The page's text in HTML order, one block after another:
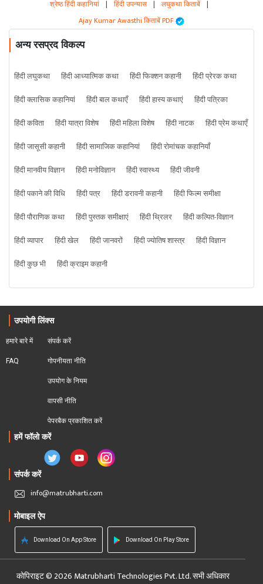
श्रेष्ठ हिंदी कहानियां | हिंदी उपन्यास | लघुकथा किताबें |
Ajay Kumar Awasthi किताबें PDF
अन्य रसप्रद विकल्प
हिंदी लघुकथा हिंदी आध्यात्मिक कथा हिंदी फिक्शन कहानी
हिंदी प्रेरक कथा
हिंदी क्लासिक कहानियां
हिंदी बाल कथाएँ हिंदी हास्य कथाएं
हिंदी पत्रिका
हिंदी कविता
हिंदी यात्रा विशेष हिंदी महिला विशेष हिंदी नाटक
हिंदी प्रेम कथाएँ
हिंदी जासूसी कहानी
हिंदी सामाजिक कहानियां
हिंदी रोमांचक कहानियाँ
हिंदी मानवीय विज्ञान
हिंदी मनोविज्ञान हिंदी स्वास्थ्य
हिंदी जीवनी
हिंदी पकाने की विधि
हिंदी पत्र हिंदी डरावनी कहानी
हिंदी फिल्म समीक्षा
हिंदी पौराणिक कथा
हिंदी पुस्तक समीक्षाएं हिंदी थ्रिलर
हिंदी कल्पित-विज्ञान
हिंदी व्यापार
हिंदी खेल हिंदी जानवरों हिंदी ज्योतिष शास्त्र
हिंदी विज्ञान
हिंदी कुछ भी
हिंदी क्राइम कहानी
उपयोगी लिंक्स
हमारे बारे में
FAQ
संपर्क करें
गोपनीयता नीति
उपयोग के नियम
वापसी नीति
पेपरबैक प्रकाशित करें
हमें फॉलो करें
संपर्क करें
info@matrubharti.com
मोबाइल ऐप
Download On App Store Download On Play Store
कोपिराइट © 2026 Matrubharti Technologies Pvt. Ltd. सभी अधिकार